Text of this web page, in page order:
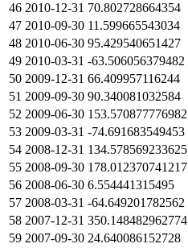
46 2010-12-31 70.802728664354
47 2010-09-30 11.599665543034
48 2010-06-30 95.429540651427
49 2010-03-31 -63.506056379482
50 2009-12-31 66.409957116244
51 2009-09-30 90.340081032584
52 2009-06-30 153.570877776982
53 2009-03-31 -74.691683549453
54 2008-12-31 134.578569233625
55 2008-09-30 178.012370741217
56 2008-06-30 6.554441315495
57 2008-03-31 -64.649201782562
58 2007-12-31 350.148482962774
59 2007-09-30 24.640086152728